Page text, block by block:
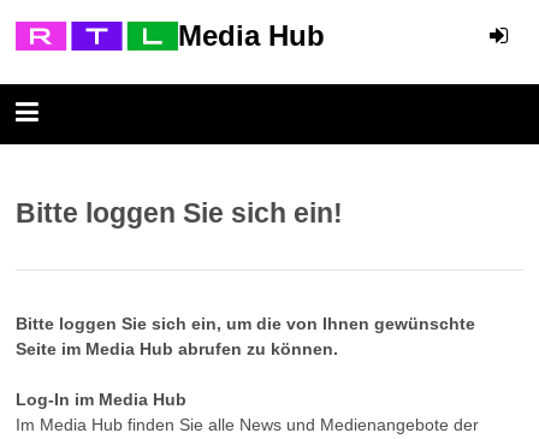
Media Hub
Bitte loggen Sie sich ein!
Bitte loggen Sie sich ein, um die von Ihnen gewünschte
Seite im Media Hub abrufen zu können.
Log-In im Media Hub
Im Media Hub finden Sie alle News und Medienangebote der